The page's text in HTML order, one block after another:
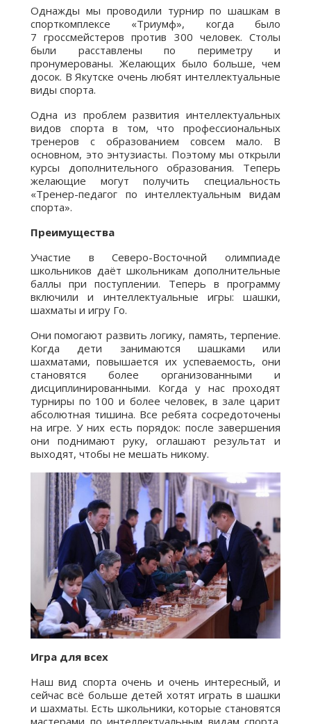
Однажды мы проводили турнир по шашкам в
спорткомплексе «Триумф», когда было
7 гроссмейстеров против 300 человек. Столы
были расставлены по периметру и
пронумерованы. Желающих было больше, чем
досок. В Якутске очень любят интеллектуальные
виды спорта.
Одна из проблем развития интеллектуальных
видов спорта в том, что профессиональных
тренеров с образованием совсем мало. В
основном, это энтузиасты. Поэтому мы открыли
курсы дополнительного образования. Теперь
желающие могут получить специальность
«Тренер-педагог по интеллектуальным видам
спорта».
Преимущества
Участие в Северо-Восточной олимпиаде
школьников даёт школьникам дополнительные
баллы при поступлении. Теперь в программу
включили и интеллектуальные игры: шашки,
шахматы и игру Го.
Они помогают развить логику, память, терпение.
Когда дети занимаются шашками или
шахматами, повышается их успеваемость, они
становятся более организованными и
дисциплинированными. Когда у нас проходят
турниры по 100 и более человек, в зале царит
абсолютная тишина. Все ребята сосредоточены
на игре. У них есть порядок: после завершения
они поднимают руку, оглашают результат и
выходят, чтобы не мешать никому.
Игра для всех
Наш вид спорта очень и очень интересный, и
сейчас всё больше детей хотят играть в шашки
и шахматы. Есть школьники, которые становятся